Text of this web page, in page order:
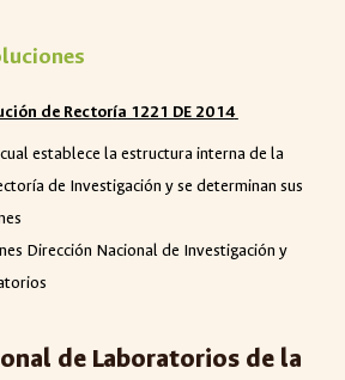
de Rectoría 1221 DE 2014
establece la estructura interna de la
de Investigación y se determinan sus
Dirección Nacional de Investigación y
de Laboratorios de la